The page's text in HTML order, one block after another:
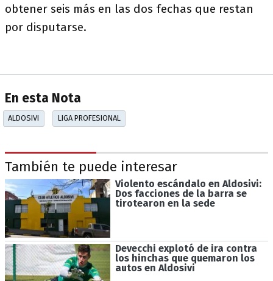
obtener seis más en las dos fechas que restan
por disputarse.
En esta Nota
ALDOSIVI LIGA PROFESIONAL
También te puede interesar
Violento escándalo en Aldosivi:
Dos facciones de la barra se
tirotearon en la sede
Devecchi explotó de ira contra
los hinchas que quemaron los
autos en Aldosivi